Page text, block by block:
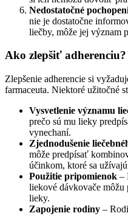
Nedostatočné
nie je dostatočne
liečby, môže jej význam
Ako zlepšiť adherenciu?
Zlepšenie adherencie si
farmaceuta. Niektoré užitočné
Vysvetlenie významu
prečo sú mu lieky
vynechaní.
Zjednodušenie
môže predpísať
účinkom, ktoré sa
Použitie pripomienok –
liekové dávkovače môžu
lieky.
Zapojenie rodiny –